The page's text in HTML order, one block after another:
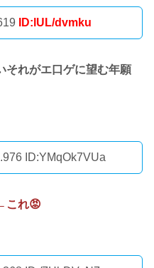
ID:lUL/dvmku
それがエ口ゲに望む年願
ID:YMqOk7VUa
これ😡